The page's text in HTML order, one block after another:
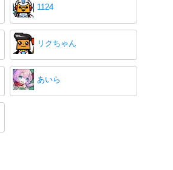
1124
リクちゃん
あいら